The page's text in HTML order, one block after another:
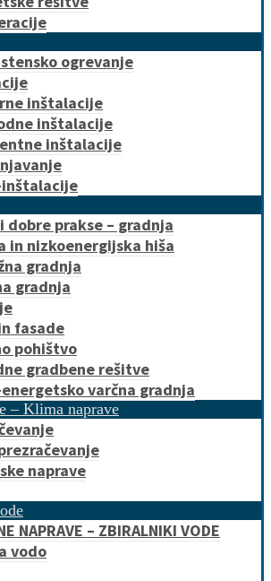
ogrevanje
inštalacije
inštalacije
inštalacije
inštalacije
dobre prakse – gradnja
in nizkoenergijska hiša
gradnja
gradnja
fasade
pohištvo
gradbene rešitve
varčna gradnja
– Klima naprave
naprave
NAPRAVE – ZBIRALNIKI VODE
vodo